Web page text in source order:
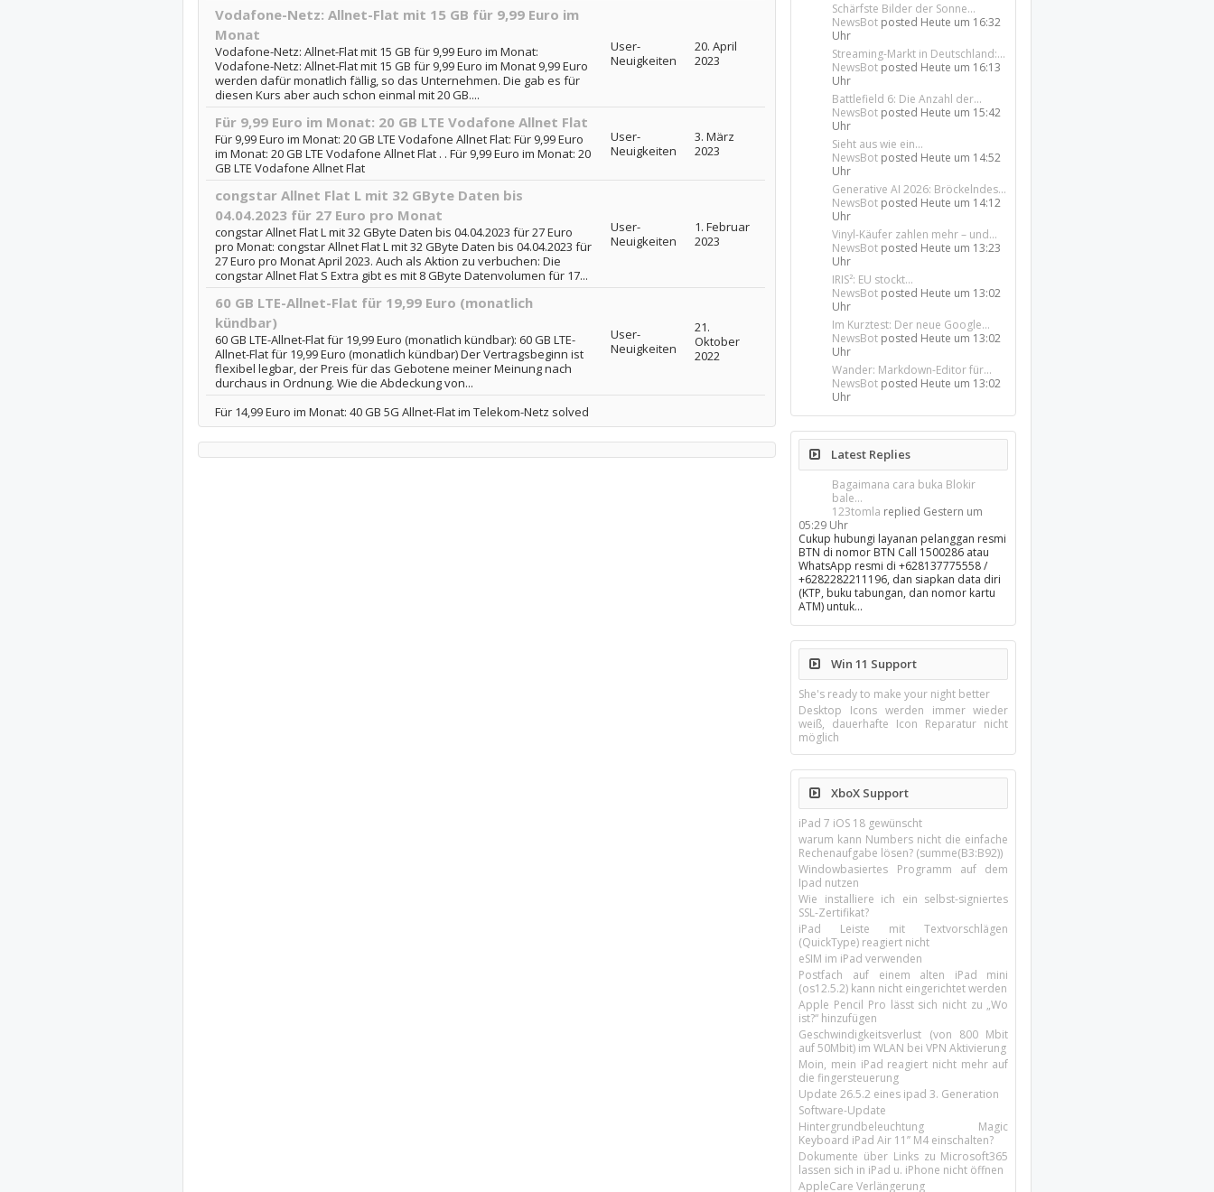
Vodafone-Netz: Allnet-Flat mit 15 GB für 9,99 Euro im
Monat
Vodafone-Netz: Allnet-Flat mit 15 GB für 9,99 Euro im Monat:
Vodafone-Netz: Allnet-Flat mit 15 GB für 9,99 Euro im Monat 9,99 Euro
werden dafür monatlich fällig, so das Unternehmen. Die gab es für
diesen Kurs aber auch schon einmal mit 20 GB....
User-
Neuigkeiten
20. April
2023
Für 9,99 Euro im Monat: 20 GB LTE Vodafone Allnet Flat
Für 9,99 Euro im Monat: 20 GB LTE Vodafone Allnet Flat: Für 9,99 Euro
im Monat: 20 GB LTE Vodafone Allnet Flat . . Für 9,99 Euro im Monat: 20
GB LTE Vodafone Allnet Flat
User-
Neuigkeiten
3. März
2023
congstar Allnet Flat L mit 32 GByte Daten bis
04.04.2023 für 27 Euro pro Monat
congstar Allnet Flat L mit 32 GByte Daten bis 04.04.2023 für 27 Euro
pro Monat: congstar Allnet Flat L mit 32 GByte Daten bis 04.04.2023 für
27 Euro pro Monat April 2023. Auch als Aktion zu verbuchen: Die
congstar Allnet Flat S Extra gibt es mit 8 GByte Datenvolumen für 17...
User-
Neuigkeiten
1. Februar
2023
60 GB LTE-Allnet-Flat für 19,99 Euro (monatlich
kündbar)
60 GB LTE-Allnet-Flat für 19,99 Euro (monatlich kündbar): 60 GB LTE-
Allnet-Flat für 19,99 Euro (monatlich kündbar) Der Vertragsbeginn ist
flexibel legbar, der Preis für das Gebotene meiner Meinung nach
durchaus in Ordnung. Wie die Abdeckung von...
User-
Neuigkeiten
21.
Oktober
2022
Für 14,99 Euro im Monat: 40 GB 5G Allnet-Flat im Telekom-Netz solved
Schärfste Bilder der Sonne...
NewsBot posted Heute um 16:32
Uhr
Streaming-Markt in Deutschland:...
NewsBot posted Heute um 16:13
Uhr
Battlefield 6: Die Anzahl der...
NewsBot posted Heute um 15:42
Uhr
Sieht aus wie ein...
NewsBot posted Heute um 14:52
Uhr
Generative AI 2026: Bröckelndes...
NewsBot posted Heute um 14:12
Uhr
Vinyl-Käufer zahlen mehr – und...
NewsBot posted Heute um 13:23
Uhr
IRIS²: EU stockt...
NewsBot posted Heute um 13:02
Uhr
Im Kurztest: Der neue Google...
NewsBot posted Heute um 13:02
Uhr
Wander: Markdown-Editor für...
NewsBot posted Heute um 13:02
Uhr
Latest Replies
Bagaimana cara buka Blokir
bale...
123tomla replied Gestern um
05:29 Uhr
Cukup hubungi layanan pelanggan resmi
BTN di nomor BTN Call 1500286 atau
WhatsApp resmi di +628137775558 /
+6282282211196, dan siapkan data diri
(KTP, buku tabungan, dan nomor kartu
ATM) untuk…
Win 11 Support
She's ready to make your night better
Desktop Icons werden immer wieder
weiß, dauerhafte Icon Reparatur nicht
möglich
XboX Support
iPad 7 iOS 18 gewünscht
warum kann Numbers nicht die einfache
Rechenaufgabe lösen? (summe(B3:B92))
Windowbasiertes Programm auf dem
Ipad nutzen
Wie installiere ich ein selbst-signiertes
SSL-Zertifikat?
iPad Leiste mit Textvorschlägen
(QuickType) reagiert nicht
eSIM im iPad verwenden
Postfach auf einem alten iPad mini
(os12.5.2) kann nicht eingerichtet werden
Apple Pencil Pro lässt sich nicht zu „Wo
ist?“ hinzufügen
Geschwindigkeitsverlust (von 800 Mbit
auf 50Mbit) im WLAN bei VPN Aktivierung
Moin, mein iPad reagiert nicht mehr auf
die fingersteuerung
Update 26.5.2 eines ipad 3. Generation
Software-Update
Hintergrundbeleuchtung Magic
Keyboard iPad Air 11’’ M4 einschalten?
Dokumente über Links zu Microsoft365
lassen sich in iPad u. iPhone nicht öffnen
AppleCare Verlängerung